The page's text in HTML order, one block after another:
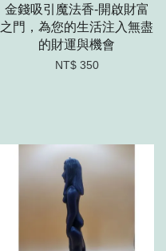
金錢吸引魔法香-開啟財富
之門，為您的生活注入無盡
的財運與機會
NT$ 350